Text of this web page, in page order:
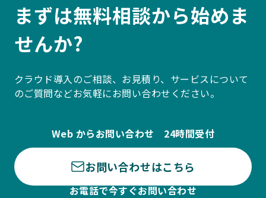
まずは無料相談から始めま
せんか?
クラウド導入のご相談、お見積り、サービスについて
のご質問などお気軽にお問い合わせください。
Web からお問い合わせ 24時間受付
お問い合わせはこちら
お電話で今すぐお問い合わせ